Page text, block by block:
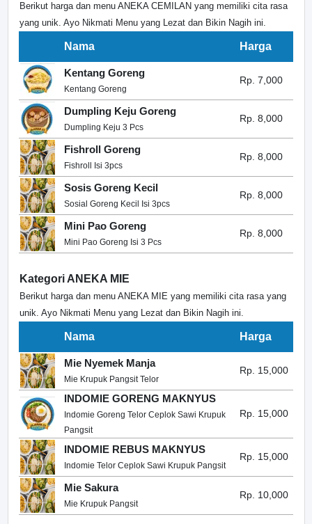
Berikut harga dan menu ANEKA CEMILAN yang memiliki cita rasa
yang unik. Ayo Nikmati Menu yang Lezat dan Bikin Nagih ini.
Nama Harga
Kentang Goreng
Kentang Goreng
Rp. 7,000
Dumpling Keju Goreng
Dumpling Keju 3 Pcs
Rp. 8,000
Fishroll Goreng
Fishroll Isi 3pcs
Rp. 8,000
Sosis Goreng Kecil
Sosial Goreng Kecil Isi 3pcs
Rp. 8,000
Mini Pao Goreng
Mini Pao Goreng Isi 3 Pcs
Rp. 8,000
Kategori ANEKA MIE
Berikut harga dan menu ANEKA MIE yang memiliki cita rasa yang
unik. Ayo Nikmati Menu yang Lezat dan Bikin Nagih ini.
Nama Harga
Mie Nyemek Manja
Mie Krupuk Pangsit Telor
Rp. 15,000
INDOMIE GORENG MAKNYUS
Indomie Goreng Telor Ceplok Sawi Krupuk
Pangsit
Rp. 15,000
INDOMIE REBUS MAKNYUS
Indomie Telor Ceplok Sawi Krupuk Pangsit
Rp. 15,000
Mie Sakura
Mie Krupuk Pangsit
Rp. 10,000